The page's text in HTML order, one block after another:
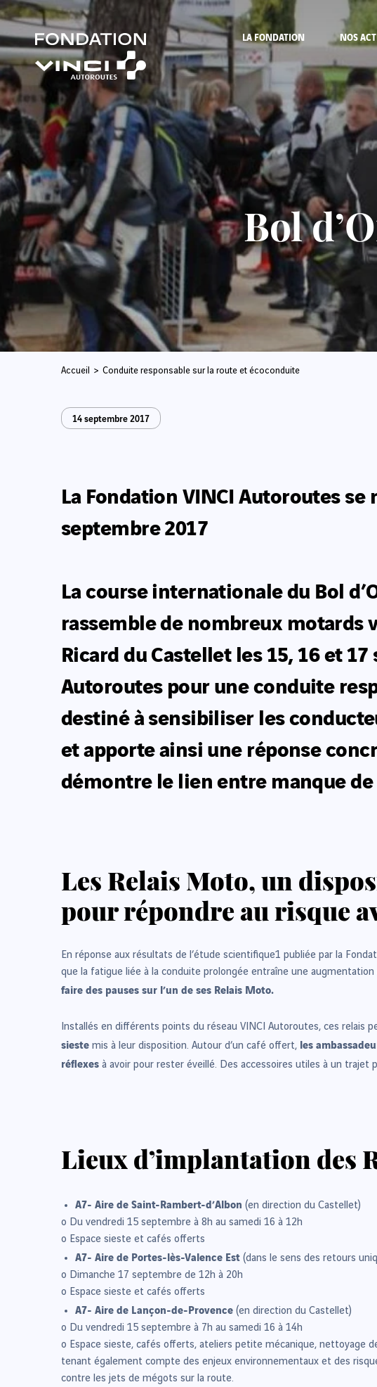
LA FONDATION NOS
Bol
Accueil Conduite responsable sur la route et écoconduite
14 septembre 2017
La Fondation VINCI Autoroutes
septembre 2017
La course internationale du Bol
rassemble de nombreux motards
Ricard du Castellet les 15, 16 et
Autoroutes pour une conduite
destiné à sensibiliser les
et apporte ainsi une réponse
démontre le lien entre manque
Les Relais Moto, un
pour répondre au risque
En réponse aux résultats de l’étude scientifique1 publiée par la
que la fatigue liée à la conduite prolongée entraîne une
faire des pauses sur l’un de ses Relais Moto.
Installés en différents points du réseau VINCI Autoroutes, ces
sieste mis à leur disposition. Autour d’un café offert, les
réflexes à avoir pour rester éveillé. Des accessoires utiles à un
Lieux d’implantation des
A7- Aire de Saint-Rambert-d’Albon (en direction du Castellet)
o Du vendredi 15 septembre à 8h au samedi 16 à 12h
o Espace sieste et cafés offerts
A7- Aire de Portes-lès-Valence Est (dans le sens des retours
o Dimanche 17 septembre de 12h à 20h
o Espace sieste et cafés offerts
A7- Aire de Lançon-de-Provence (en direction du Castellet)
o Du vendredi 15 septembre à 7h au samedi 16 à 14h
o Espace sieste, cafés offerts, ateliers petite mécanique, nettoyage
tenant également compte des enjeux environnementaux et des
contre les jets de mégots sur la route.